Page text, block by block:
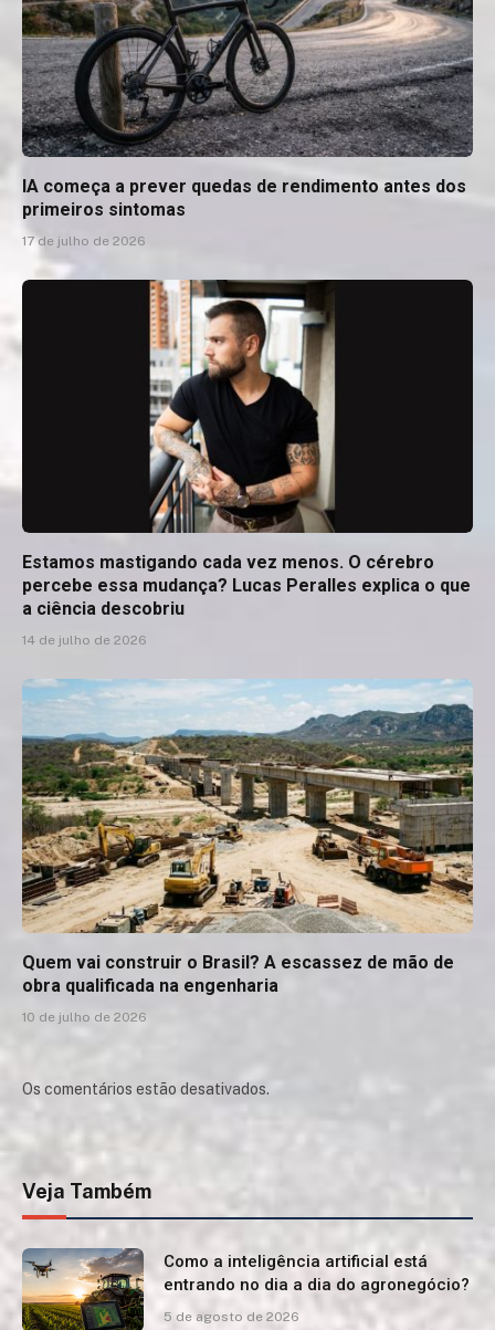
IA começa a prever quedas de rendimento antes dos
primeiros sintomas
17 de julho de 2026
Estamos mastigando cada vez menos. O cérebro
percebe essa mudança? Lucas Peralles explica o que
a ciência descobriu
14 de julho de 2026
Quem vai construir o Brasil? A escassez de mão de
obra qualificada na engenharia
10 de julho de 2026
Os comentários estão desativados.
Veja Também
Como a inteligência artificial está
entrando no dia a dia do agronegócio?
5 de agosto de 2026